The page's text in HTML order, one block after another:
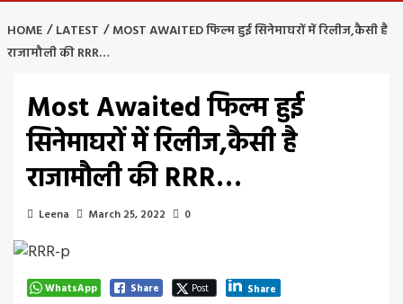
HOME LATEST
MOST AWAITED फिल्म हुई सिनेमाघरों में रिलीज,कैसी है
राजामौली की RRR…
Most Awaited फिल्म हुई
सिनेमाघरों में रिलीज,कैसी है
राजामौली की RRR…
Leena March 25, 2022 0
WhatsApp Share Post Share